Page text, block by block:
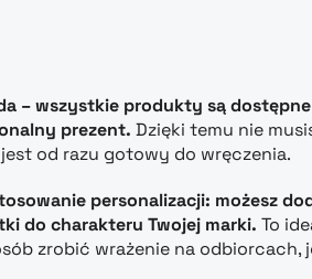
– wszystkie produkty są
prezent. Dzięki temu nie
od razu gotowy do wręczenia.
personalizacji: możesz
do charakteru Twojej marki. To
zrobić wrażenie na odbiorcach,